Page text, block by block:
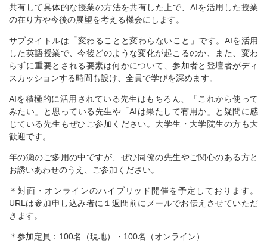
共有して具体的な授業の方法を共有した上で、AIを活用した授業
の在り方や今後の展望を考える機会にします。
サブタイトルは「変わることと変わらないこと」です。AIを活用
した英語授業で、今後どのような変化が起こるのか、また、変わ
らずに重要とされる要素は何かについて、参加者と登壇者がディ
スカッションする時間も設け、全員で学びを深めます。
AIを積極的に活用されている先生はもちろん、「これから使って
みたい」と思っている先生や「AIは果たして有用か」と疑問に感
じている先生もぜひご参加ください。大学生・大学院生の方も大
歓迎です。
年の瀬のご多用の中ですが、ぜひ同僚の先生やご関心のある方と
お誘いあわせのうえ、ご参加ください。
＊対面・オンラインのハイブリッド開催を予定しております。
URLは参加申し込み者に１週間前にメールでお伝えさせていただ
きます。
＊参加定員：100名（現地）・100名（オンライン）